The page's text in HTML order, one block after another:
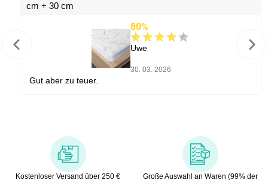
cm + 30 cm
80%
Uwe
30. 03. 2026
Gut aber zu teuer.
Kostenloser Versand über 250 €
Große Auswahl an Waren (99% der